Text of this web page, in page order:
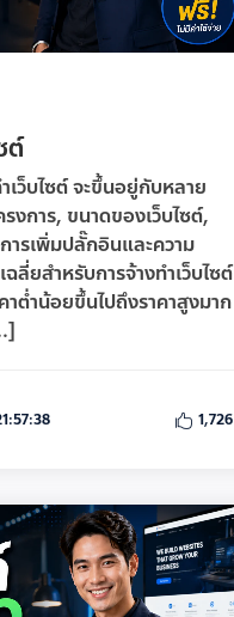
ต์
เว็บไซต์ จะขึ้นอยู่กับหลาย
งการ, ขนาดของเว็บไซต์,
ารเพิ่มปลั๊กอินและความ
ยสำหรับการจ้างทำเว็บไซต์
ต่ำน้อยขึ้นไปถึงราคาสูงมาก
1,726